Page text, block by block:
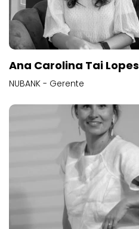
Ana Carolina Tai Lopes
NUBANK - Gerente